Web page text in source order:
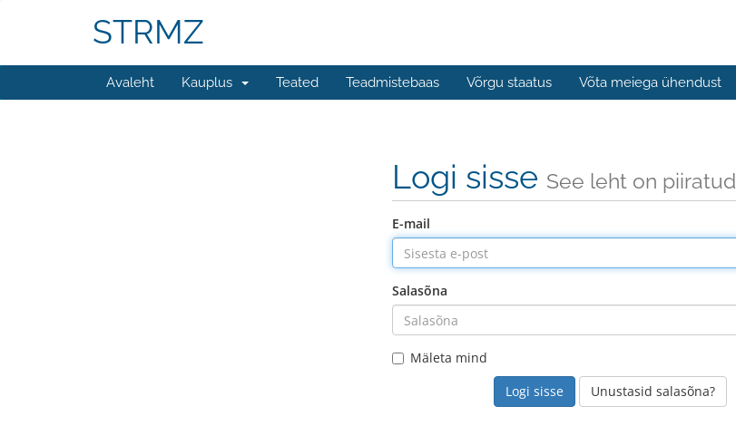
STRMZ
Avaleht Kauplus Teated Teadmistebaas Võrgu staatus Võta meiega ühendust
Logi sisse See leht on piiratud
E-mail
Salasõna
Mäleta mind
Unustasid salasõna?